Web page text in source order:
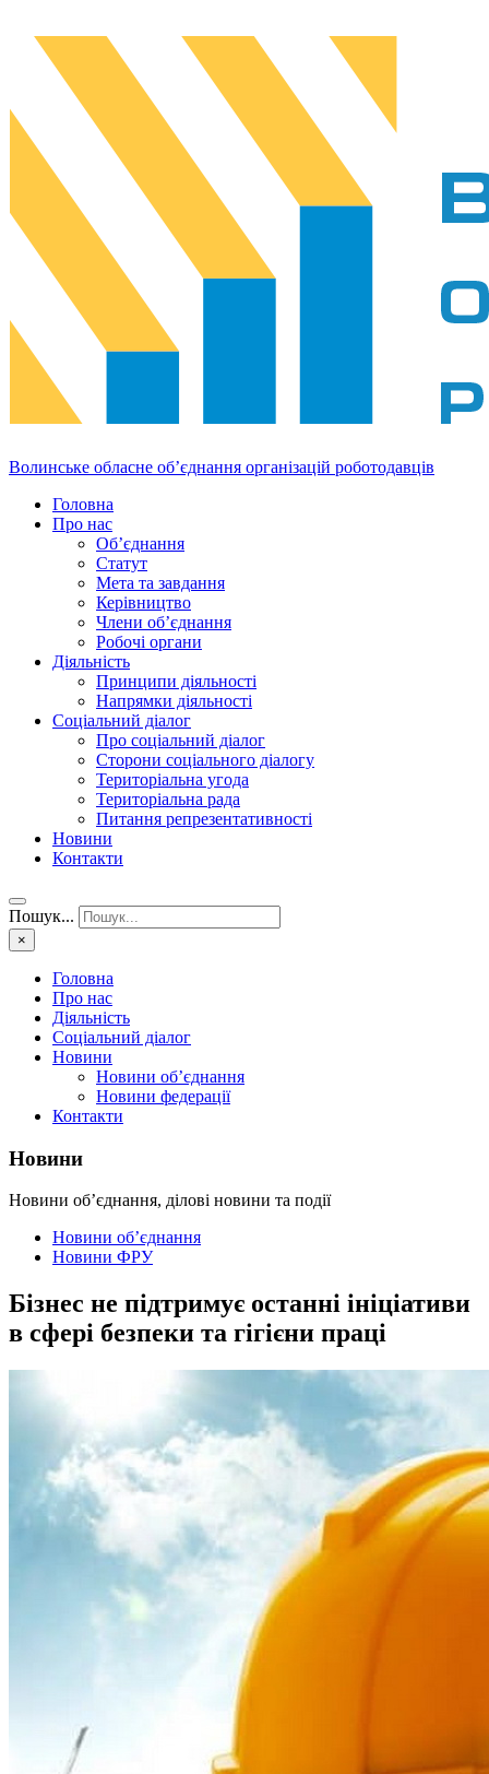
Волинське обласне об’єднання організацій роботодавців
Головна
Про нас
Об’єднання
Статут
Мета та завдання
Керівництво
Члени об’єднання
Робочі органи
Діяльність
Принципи діяльності
Напрямки діяльності
Соціальний діалог
Про соціальний діалог
Сторони соціального діалогу
Територіальна угода
Територіальна рада
Питання репрезентативності
Новини
Контакти
Пошук...
×
Головна
Про нас
Діяльність
Соціальний діалог
Новини
Новини об’єднання
Новини федерації
Контакти
Новини
Новини об’єднання, ділові новини та події
Новини об’єднання
Новини ФРУ
Бізнес не підтримує останні ініціативи
в сфері безпеки та гігієни праці